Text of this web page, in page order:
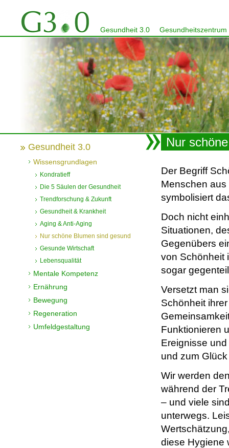
Gesundheit 3.0 Gesundheitszentrum
Gesundheit 3.0
Wissensgrundlagen
Kondratieff
Die 5 Säulen der Gesundheit
Trendforschung & Zukunft
Gesundheit & Krankheit
Aging & Anti-Aging
Nur schöne Blumen sind gesund
Gesunde Wirtschaft
Lebensqualität
Mentale Kompetenz
Ernährung
Bewegung
Regeneration
Umfeldgestaltung
Nur
Der Begriff
Menschen
symbolisiert
Doch nicht
Situationen,
Gegenübers
von Schönheit
sogar
Versetzt man
Schönheit
Funktionieren
Ereignisse
und zum
Wir werden
während der
– und viele
unterwegs.
diese Hygiene